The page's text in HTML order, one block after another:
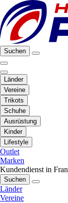
Suchen
Länder
Vereine
Trikots
Schuhe
Ausrüstung
Kinder
Lifestyle
Outlet
Marken
Kundendienst in
Suchen
Länder
Vereine